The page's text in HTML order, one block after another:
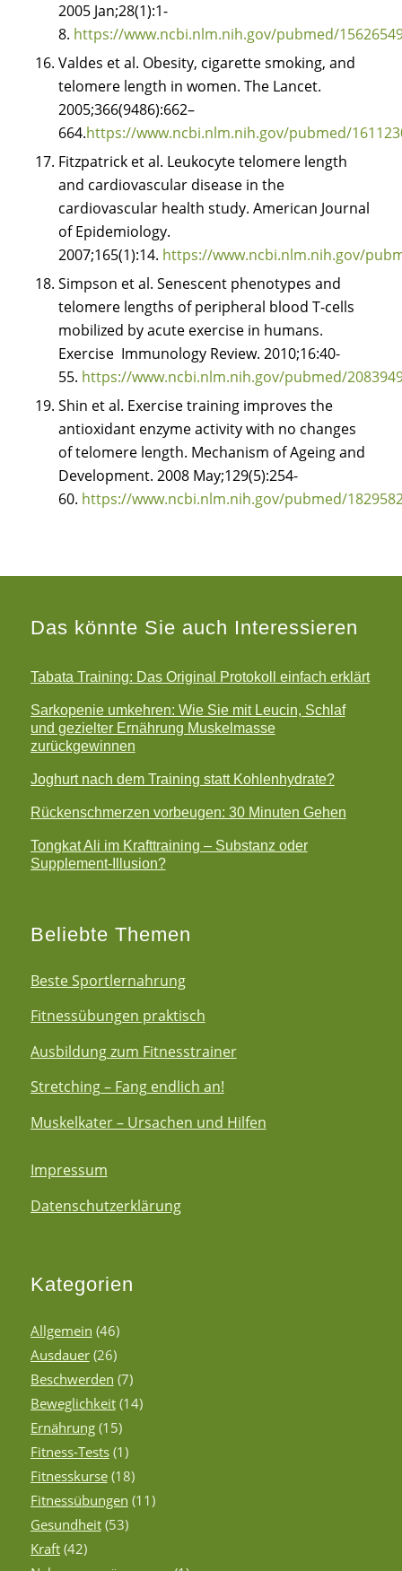
2005 Jan;28(1):1-
8. https://www.ncbi.nlm.nih.gov/pubmed/
Valdes et al. Obesity, cigarette smoking, and
telomere length in women. The Lancet.
2005;366(9486):662–
664.https://www.ncbi.nlm.nih.gov/pubmed/
Fitzpatrick et al. Leukocyte telomere length
and cardiovascular disease in the
cardiovascular health study. American Journal
of Epidemiology.
2007;165(1):14. https://www.ncbi.nlm.nih.gov/
Simpson et al. Senescent phenotypes and
telomere lengths of peripheral blood T-cells
mobilized by acute exercise in humans.
Exercise Immunology Review. 2010;16:40-
55. https://www.ncbi.nlm.nih.gov/pubmed/
Shin et al. Exercise training improves the
antioxidant enzyme activity with no changes
of telomere length. Mechanism of Ageing and
Development. 2008 May;129(5):254-
60. https://www.ncbi.nlm.nih.gov/pubmed/
Das könnte Sie auch Interessieren
Tabata Training: Das Original Protokoll einfach erklärt
Sarkopenie umkehren: Wie Sie mit Leucin, Schlaf
und gezielter Ernährung Muskelmasse
zurückgewinnen
Joghurt nach dem Training statt Kohlenhydrate?
Rückenschmerzen vorbeugen: 30 Minuten Gehen
Tongkat Ali im Krafttraining – Substanz oder
Supplement-Illusion?
Beliebte Themen
Beste Sportlernahrung
Fitnessübungen praktisch
Ausbildung zum Fitnesstrainer
Stretching – Fang endlich an!
Muskelkater – Ursachen und Hilfen
Impressum
Datenschutzerklärung
Kategorien
Allgemein (46)
Ausdauer(26)
Beschwerden (7)
Beweglichkeit(14)
Ernährung(15)
Fitness-Tests(1)
Fitnesskurse(18)
Fitnessübungen (11)
Gesundheit(53)
Kraft(42)